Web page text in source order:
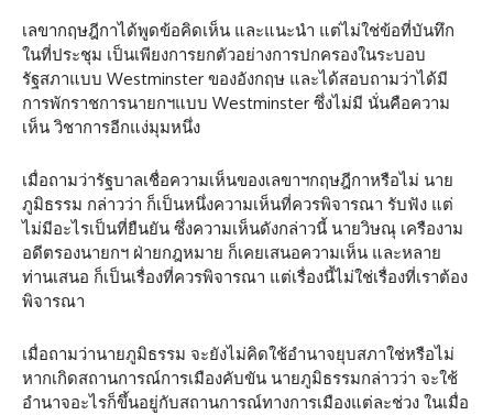
เลขากฤษฎีกาได้พูดข้อคิดเห็น และแนะนำ แต่ไม่ใช่ข้อที่บันทึก
ในที่ประชุม เป็นเพียงการยกตัวอย่างการปกครองในระบอบ
รัฐสภาแบบ Westminster ของอังกฤษ และได้สอบถามว่าได้มี
การพักราชการนายกฯแบบ Westminster ซึ่งไม่มี นั่นคือความ
เห็น วิชาการอีกแง่มุมหนึ่ง
เมื่อถามว่ารัฐบาลเชื่อความเห็นของเลขาฯกฤษฎีกาหรือไม่ นาย
ภูมิธรรม กล่าวว่า ก็เป็นหนึ่งความเห็นที่ควรพิจารณา รับฟัง แต่
ไม่มีอะไรเป็นที่ยืนยัน ซึ่งความเห็นดังกล่าวนี้ นายวิษณุ เครืองาม
อดีตรองนายกฯ ฝ่ายกฎหมาย ก็เคยเสนอความเห็น และหลาย
ท่านเสนอ ก็เป็นเรื่องที่ควรพิจารณา แต่เรื่องนี้ไม่ใช่เรื่องที่เราต้อง
พิจารณา
เมื่อถามว่านายภูมิธรรม จะยังไม่คิดใช้อำนาจยุบสภาใช่หรือไม่
หากเกิดสถานการณ์การเมืองคับขัน นายภูมิธรรมกล่าวว่า จะใช้
อำนาจอะไรก็ขึ้นอยู่กับสถานการณ์ทางการเมืองแต่ละช่วง ในเมื่อ